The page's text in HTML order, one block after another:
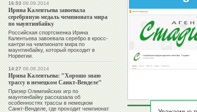
16:5306.09.2014
Ирина Калентьева завоевала
серебряную медаль чемпионата мира
по маунтинбайку
Российская спортсменка Ирина
Калентьева завоевала серебро в кросс-
кантри на чемпионате мира по
маунтинбайку, который проходит в
Норвегии.
14:2706.06.2014
Ирина Калентьева: "Хорошо знаю
трассу в немецком Санкт-Венделе"
Призер Олимпийских игр по
маунтинбайку рассказала об
особенностях трассы в немецком
Санкт-Венделе, где проходит чемпионат